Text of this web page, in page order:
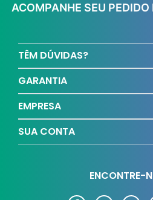
ACOMPANHE SEU
TÊM DÚVIDAS?
GARANTIA
EMPRESA
SUA CONTA
ENCONTRE-